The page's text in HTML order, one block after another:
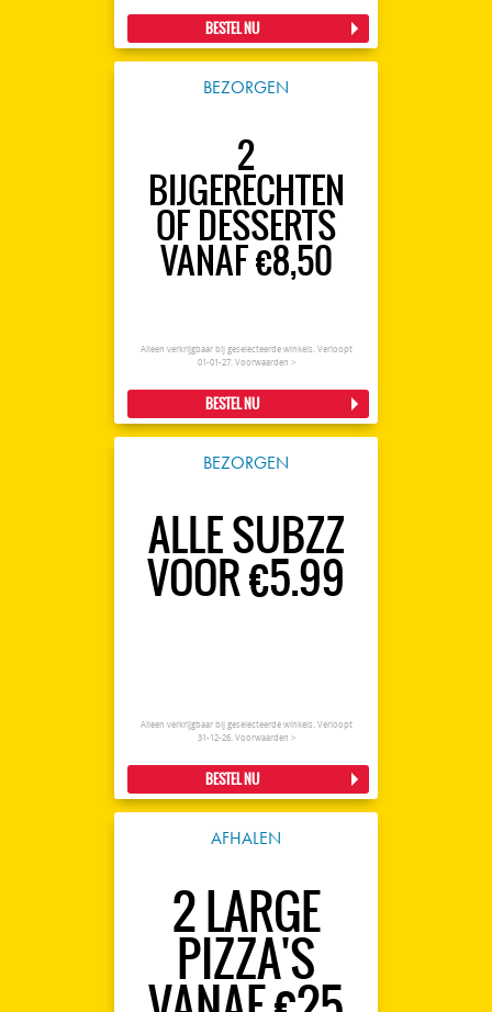
BESTEL NU
BEZORGEN
2
BIJGERECHTEN
OF DESSERTS
VANAF €8,50
Alleen verkrijgbaar bij geselecteerde winkels. Verloopt
01-01-27. Voorwaarden >
BESTEL NU
BEZORGEN
ALLE SUBZZ
VOOR €5.99
Alleen verkrijgbaar bij geselecteerde winkels. Verloopt
31-12-26. Voorwaarden >
BESTEL NU
AFHALEN
2 LARGE
PIZZA'S